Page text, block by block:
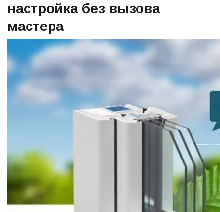
настройка без вызова
мастера